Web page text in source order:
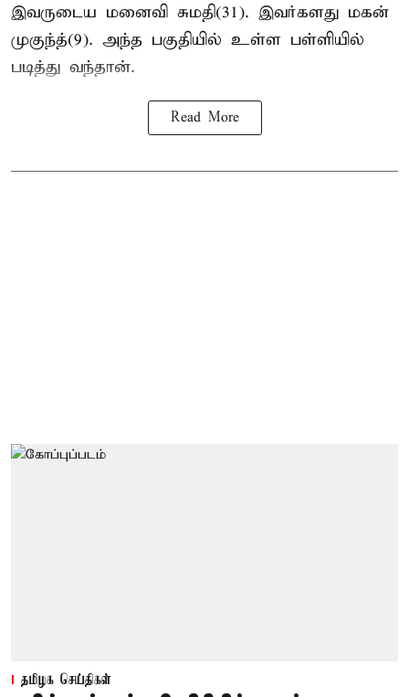
இவருடைய மனைவி சுமதி(31). இவர்களது மகன்
முகுந்த்(9). அந்த பகுதியில் உள்ள பள்ளியில்
படித்து வந்தான்.
Read More
தமிழக செய்திகள்